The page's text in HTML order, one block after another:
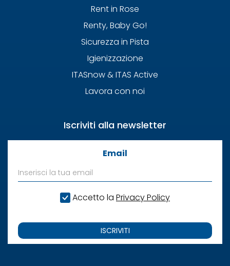
Rent in Rose
Renty, Baby Go!
Sicurezza in Pista
Igienizzazione
ITASnow & ITAS Active
Lavora con noi
Iscriviti alla newsletter
Email
Accetto la Privacy Policy
ISCRIVITI